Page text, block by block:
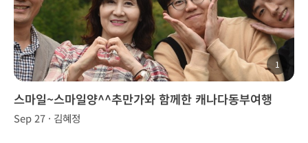
1
스마일~스마일양^^추만가와 함께한 캐나다동부여행
Sep 27 · 김혜정